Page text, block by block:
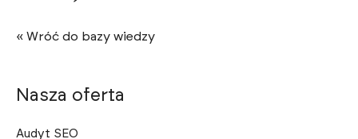
« Wróć do bazy wiedzy
Nasza oferta
Audyt SEO